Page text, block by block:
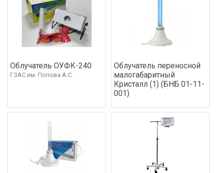
Облучатель ОУФК-240
ГЗАС им. Попова А.С.
Облучатель переносной
малогабаритный
Кристалл (1) (БНБ 01-11-
001)